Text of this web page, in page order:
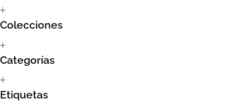
Colecciones
Categorías
Etiquetas